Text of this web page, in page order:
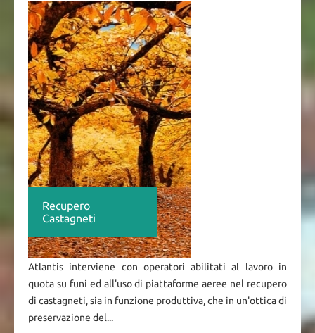
Recupero
Castagneti
Atlantis interviene con operatori abilitati al lavoro in
quota su funi ed all'uso di piattaforme aeree nel recupero
di castagneti, sia in funzione produttiva, che in un'ottica di
preservazione del...